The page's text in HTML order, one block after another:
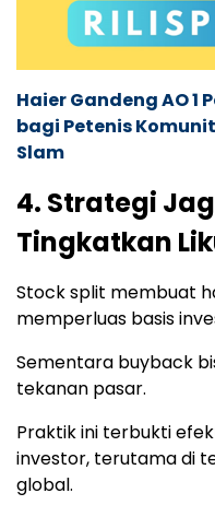
Haier Gandeng AO 1
bagi Petenis
Slam
4. Strategi
Tingkatkan
Stock split membuat
memperluas basis
Sementara buyback
tekanan pasar.
Praktik ini terbukti
investor, terutama di
global.